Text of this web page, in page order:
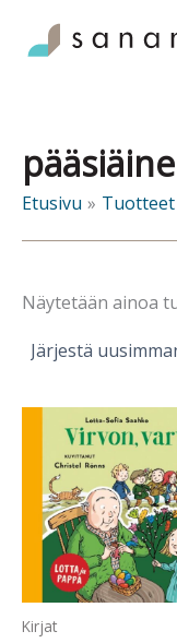
sisältöön
Etusivu Tuotteet
Näytetään ainoa
Kirjat